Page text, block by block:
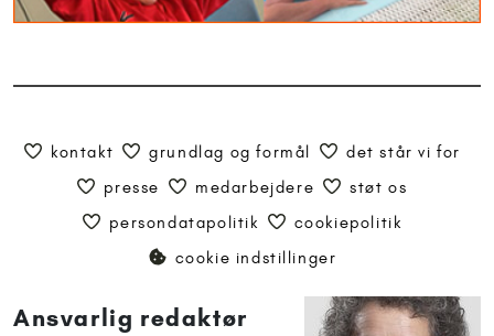
kontakt grundlag og formål
det står vi for
presse
medarbejdere
støt os
persondatapolitik
cookiepolitik
cookie indstillinger
Ansvarlig redaktør